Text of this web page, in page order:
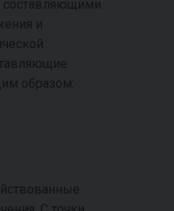
и
образом: